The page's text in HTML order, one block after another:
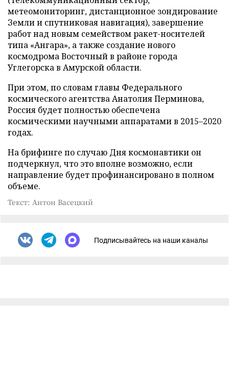
метеомониторинг, дистанционное зондирование
Земли и спутниковая навигация), завершение
работ над новым семейством ракет-носителей
типа «Ангара», а также создание нового
космодрома Восточный в районе города
Углегорска в Амурской области.
При этом, по словам главы Федерального
космического агентства Анатолия Перминова,
Россия будет полностью обеспечена
космическими научными аппаратами в 2015–2020
годах.
На брифинге по случаю Дня космонавтики он
подчеркнул, что это вполне возможно, если
направление будет профинансировано в полном
объеме.
Текст: Антон Васецкий
Подписывайтесь на наши каналы